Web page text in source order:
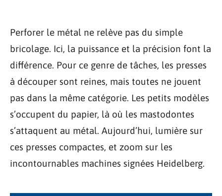
Perforer le métal ne relève pas du simple
bricolage. Ici, la puissance et la précision font la
différence. Pour ce genre de tâches, les presses
à découper sont reines, mais toutes ne jouent
pas dans la même catégorie. Les petits modèles
s’occupent du papier, là où les mastodontes
s’attaquent au métal. Aujourd’hui, lumière sur
ces presses compactes, et zoom sur les
incontournables machines signées Heidelberg.